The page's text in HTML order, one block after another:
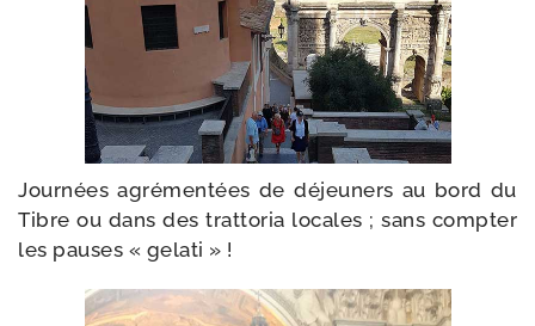
Journées agré­men­tées de déjeu­ners au bord du
Tibre ou dans des trat­to­ria locales ; sans comp­ter
les pauses « gelati » !